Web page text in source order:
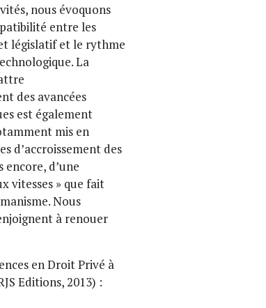
nous évoquons
entre les
législatif et le rythme
La
des avancées
est également
mis en
d’accroissement des
d’une
vitesses » que fait
Nous
à renouer
en Droit Privé à
Editions, 2013) :